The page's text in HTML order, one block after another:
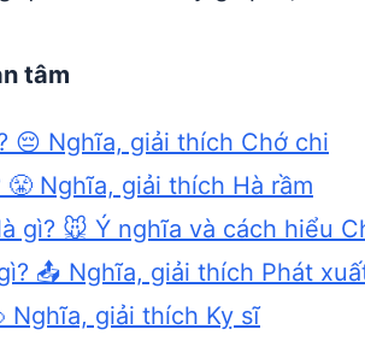
tâm
😔 Nghĩa, giải thích Chớ chi
😤 Nghĩa, giải thích Hà rầm
gì? 🐭 Ý nghĩa và cách hiểu
📤 Nghĩa, giải thích Phát
Nghĩa, giải thích Kỵ sĩ